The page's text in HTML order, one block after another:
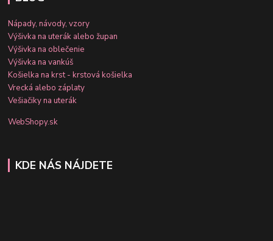
Nápady, návody, vzory
Výšivka na uterák alebo župan
Výšivka na oblečenie
Výšivka na vankúš
Košielka na krst - krstová košielka
Vrecká alebo záplaty
Vešiačiky na uterák
WebShopy.sk
KDE NÁS NÁJDETE